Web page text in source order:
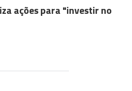
ações para "investir no